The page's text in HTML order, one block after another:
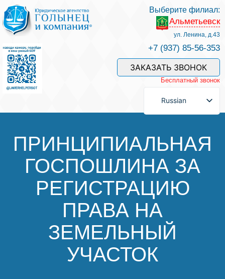
Услуги и наши специалисты
Оплата услуг
Задать вопрос
Отзывы
Полезные статьи
Наши победы
Выберите филиал:
Альметьевск
ул. Ленина, д.43
+7 (937) 85-56-353
ЗАКАЗАТЬ ЗВОНОК
Бесплатный звонок
Russian
ПРИНЦИПИАЛЬНАЯ
ГОСПОШЛИНА ЗА
РЕГИСТРАЦИЮ
ПРАВА НА
ЗЕМЕЛЬНЫЙ
УЧАСТОК